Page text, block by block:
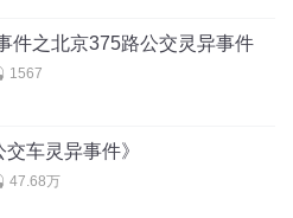
件之北京375路公交灵异事件
1567
交车灵异事件》
47.68万